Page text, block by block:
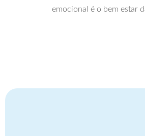
emocional é o bem estar